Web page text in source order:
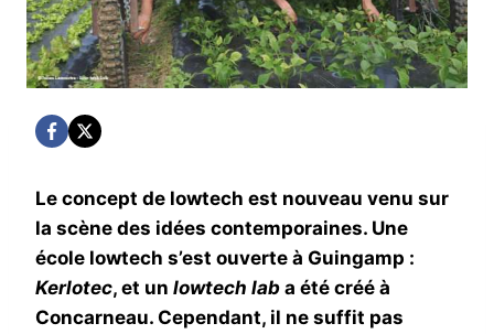
Le concept de lowtech est nouveau venu sur
la scène des idées contemporaines. Une
école lowtech s’est ouverte à Guingamp :
Kerlotec, et un lowtech lab a été créé à
Concarneau. Cependant, il ne suffit pas